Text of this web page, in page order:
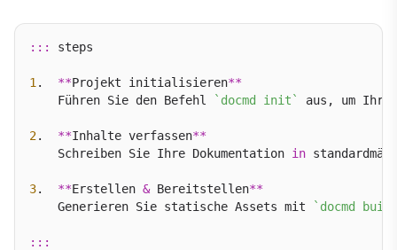
::: steps
1 . **Projekt initialisieren**
    Führen Sie den Befehl
`docmd init` aus, um Ihr
2. **Inhalte verfassen**
    Schreiben Sie Ihre Dokumentation
in
3. **Erstellen & Bereitstellen**
    Generieren Sie statische Assets mit
`docmd
:::